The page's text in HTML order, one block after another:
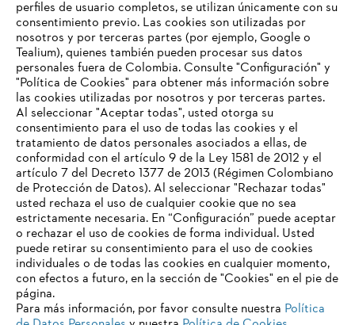
Pie de imprentaPolítica de privacidad
Información sobre cookies
ANDREAS STIHL AG & Co. KG ©2023
perfiles de usuario completos, se utilizan únicamente con su
consentimiento previo. Las cookies son utilizadas por
nosotros y por terceras partes (por ejemplo, Google o
Tealium), quienes también pueden procesar sus datos
personales fuera de Colombia. Consulte "Configuración" y
"Política de Cookies" para obtener más información sobre
las cookies utilizadas por nosotros y por terceras partes.
Al seleccionar "Aceptar todas", usted otorga su
consentimiento para el uso de todas las cookies y el
tratamiento de datos personales asociados a ellas, de
conformidad con el artículo 9 de la Ley 1581 de 2012 y el
artículo 7 del Decreto 1377 de 2013 (Régimen Colombiano
de Protección de Datos). Al seleccionar "Rechazar todas"
usted rechaza el uso de cualquier cookie que no sea
estrictamente necesaria. En “Configuración” puede aceptar
o rechazar el uso de cookies de forma individual. Usted
puede retirar su consentimiento para el uso de cookies
individuales o de todas las cookies en cualquier momento,
con efectos a futuro, en la sección de "Cookies" en el pie de
página.
Para más información, por favor consulte nuestra Política